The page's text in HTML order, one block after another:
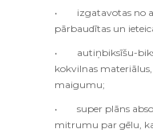
• izgatavotas no
pārbaudītas un
• autiņbiksīšu-
kokvilnas
maigumu;
• super plāns
mitrumu par gēlu,